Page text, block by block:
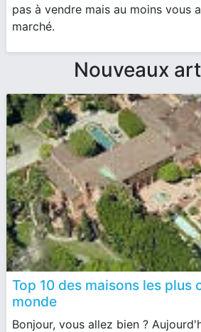
pas à vendre mais au moins vous
marché.
Nouveaux
Top 10 des maisons les plus
monde
Bonjour, vous allez bien ?